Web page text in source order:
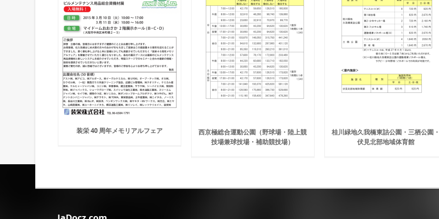
装栄 40 周年メモリアルフェア
西京極総合運動公園（野球場・陸上競
技場兼球技場・補助競技場）
桂川緑地久我橋東詰公園・三栖公園
伏見北部地域体育館